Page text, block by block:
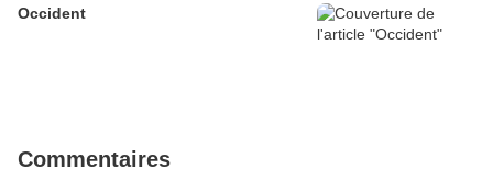
Occident
Commentaires